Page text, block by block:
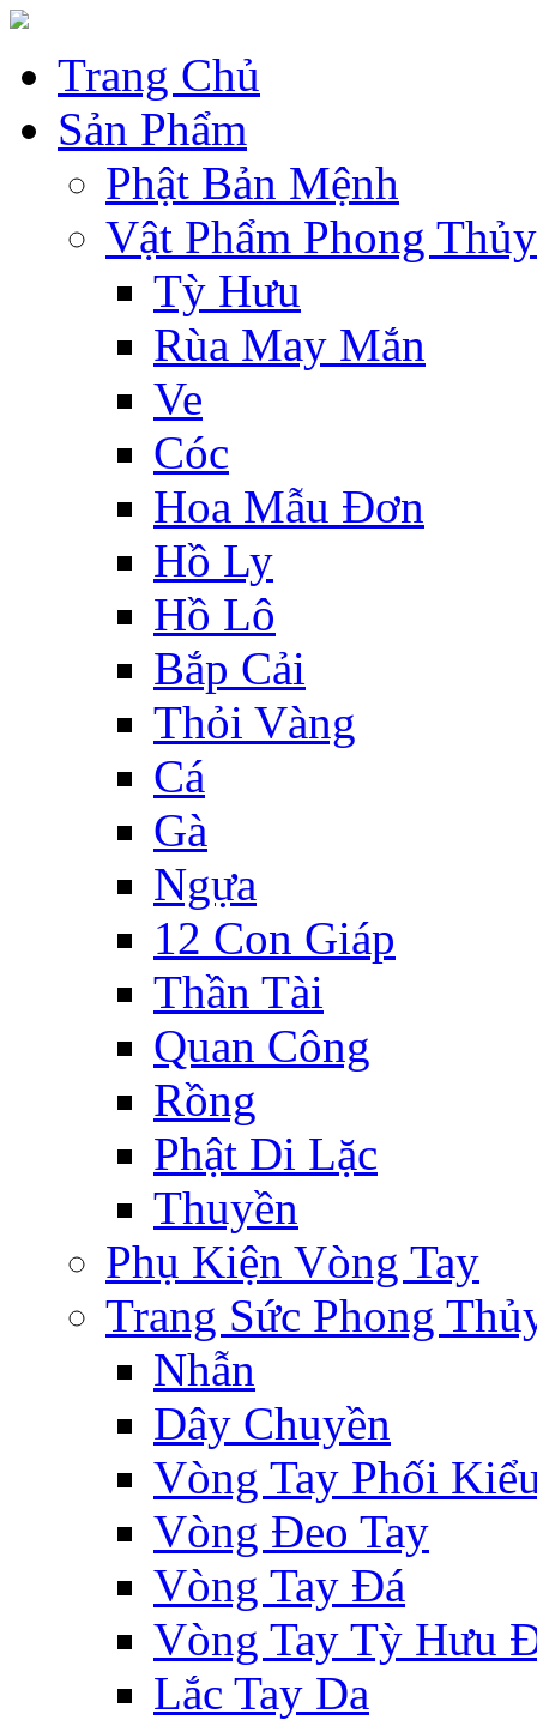
Trang Chủ
Sản Phẩm
Phật Bản Mệnh
Vật Phẩm Phong Thủy
Tỳ Hưu
Rùa May Mắn
Ve
Cóc
Hoa Mẫu Đơn
Hồ Ly
Hồ Lô
Bắp Cải
Thỏi Vàng
Cá
Gà
Ngựa
12 Con Giáp
Thần Tài
Quan Công
Rồng
Phật Di Lặc
Thuyền
Phụ Kiện Vòng Tay
Trang Sức Phong
Nhẫn
Dây Chuyền
Vòng Tay Phối
Vòng Đeo Tay
Vòng Tay Đá
Vòng Tay Tỳ Hưu
Lắc Tay Da